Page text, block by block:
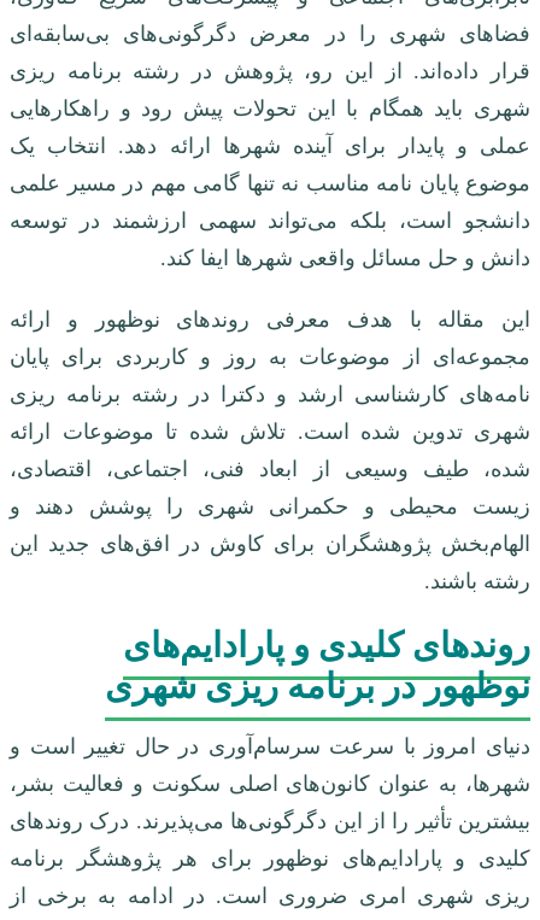
فضاهای شهری را در معرض دگرگونی‌های بی‌سابقه‌ای
قرار داده‌اند. از این رو، پژوهش در رشته برنامه ریزی
شهری باید همگام با این تحولات پیش رود و راهکارهایی
عملی و پایدار برای آینده شهرها ارائه دهد. انتخاب یک
موضوع پایان نامه مناسب نه تنها گامی مهم در مسیر علمی
دانشجو است، بلکه می‌تواند سهمی ارزشمند در توسعه
دانش و حل مسائل واقعی شهرها ایفا کند.
این مقاله با هدف معرفی روندهای نوظهور و ارائه
مجموعه‌ای از موضوعات به روز و کاربردی برای پایان
نامه‌های کارشناسی ارشد و دکترا در رشته برنامه ریزی
شهری تدوین شده است. تلاش شده تا موضوعات ارائه
شده، طیف وسیعی از ابعاد فنی، اجتماعی، اقتصادی،
زیست محیطی و حکمرانی شهری را پوشش دهند و
الهام‌بخش پژوهشگران برای کاوش در افق‌های جدید این
رشته باشند.
روندهای کلیدی و پارادایم‌های
نوظهور در برنامه ریزی شهری
دنیای امروز با سرعت سرسام‌آوری در حال تغییر است و
شهرها، به عنوان کانون‌های اصلی سکونت و فعالیت بشر،
بیشترین تأثیر را از این دگرگونی‌ها می‌پذیرند. درک روندهای
کلیدی و پارادایم‌های نوظهور برای هر پژوهشگر برنامه
ریزی شهری امری ضروری است. در ادامه به برخی از